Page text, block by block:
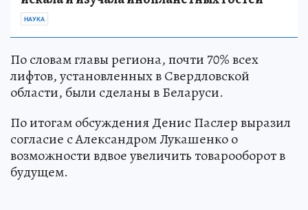
НАУКА
По словам главы региона, почти 70% всех
лифтов, установленных в Свердловской
области, были сделаны в Беларуси.
По итогам обсуждения Денис Паслер выразил
согласие с Александром Лукашенко о
возможности вдвое увеличить товарооборот в
будущем.